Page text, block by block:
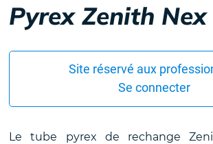
Pyrex Zenith
Site réservé aux
Se connecter
Le tube pyrex de rechange